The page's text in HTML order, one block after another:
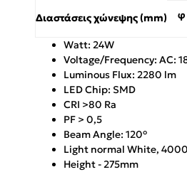
Διαστάσεις χώνεψης (mm) φ
Watt: 24W
Voltage/Frequency: AC:
Luminous Flux: 2280 lm
LED Chip: SMD
CRI >80 Ra
PF > 0,5
Beam Angle: 120°
Light normal White,
Height - 275mm